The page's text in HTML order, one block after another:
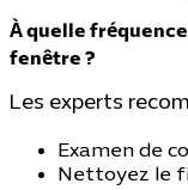
À quelle
fenêtre ?
Les experts
Examen de
Nettoyez le